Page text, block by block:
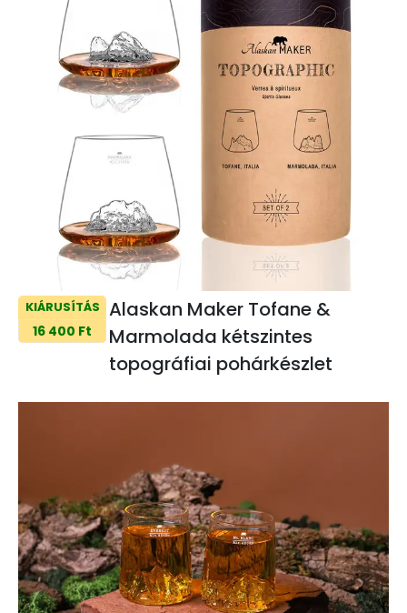
KIÁRUSÍTÁS
16 400 Ft
Alaskan Maker Tofane &
Marmolada kétszintes
topográfiai pohárkészlet